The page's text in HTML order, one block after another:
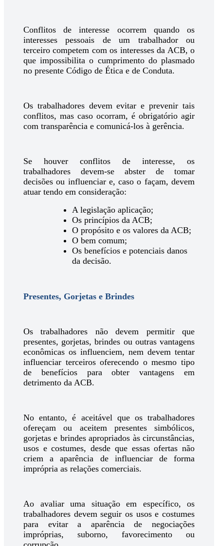
Conflitos de interesse ocorrem quando os
interesses pessoais de um trabalhador ou
terceiro competem com os interesses da ACB, o
que impossibilita o cumprimento do plasmado
no presente Código de Ética e de Conduta.
Os trabalhadores devem evitar e prevenir tais
conflitos, mas caso ocorram, é obrigatório agir
com transparência e comunicá-los à gerência.
Se houver conflitos de interesse, os
trabalhadores devem-se abster de tomar
decisões ou influenciar e, caso o façam, devem
atuar tendo em consideração:
A legislação aplicação;
Os princípios da ACB;
O propósito e os valores da ACB;
O bem comum;
Os benefícios e potenciais danos
da decisão.
Presentes, Gorjetas e Brindes
Os trabalhadores não devem permitir que
presentes, gorjetas, brindes ou outras vantagens
econômicas os influenciem, nem devem tentar
influenciar terceiros oferecendo o mesmo tipo
de benefícios para obter vantagens em
detrimento da ACB.
No entanto, é aceitável que os trabalhadores
ofereçam ou aceitem presentes simbólicos,
gorjetas e brindes apropriados às circunstâncias,
usos e costumes, desde que essas ofertas não
criem a aparência de influenciar de forma
imprópria as relações comerciais.
Ao avaliar uma situação em específico, os
trabalhadores devem seguir os usos e costumes
para evitar a aparência de negociações
impróprias, suborno, favorecimento ou